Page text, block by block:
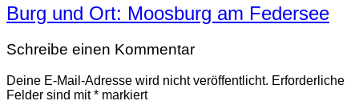
Burg und Ort: Moosburg am Federsee
Schreibe einen Kommentar
Deine E-Mail-Adresse wird nicht veröffentlicht. Erforderliche
Felder sind mit* markiert